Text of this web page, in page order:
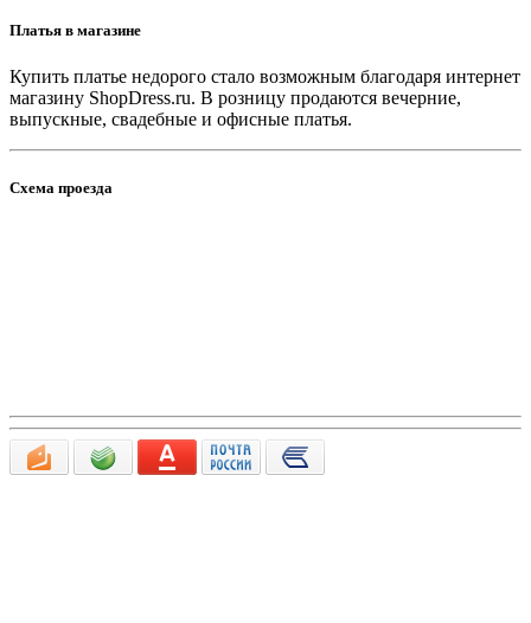
Платья в магазине
Купить платье недорого стало возможным благодаря интернет
магазину ShopDress.ru. В розницу продаются вечерние,
выпускные, свадебные и офисные платья.
Схема проезда